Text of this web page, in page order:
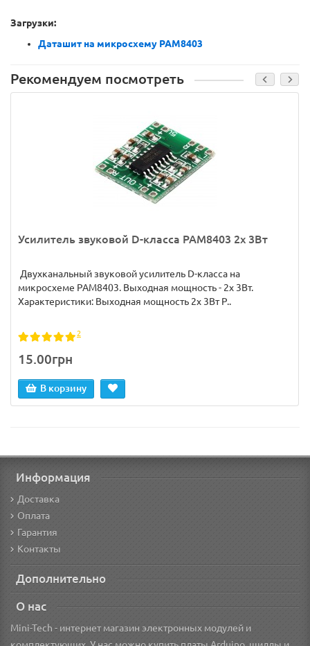
Загрузки:
Даташит на микросхему PAM8403
Рекомендуем посмотреть
Усилитель звуковой D-класса PAM8403 2x 3Вт
Двухканальный звуковой усилитель D-класса на
микросхеме PAM8403. Выходная мощность - 2x 3Вт.
Характеристики: Выходная мощность 2x 3Вт Р..
2
15.00грн
В корзину
Информация
Доставка
Оплата
Гарантия
Контакты
Дополнительно
О нас
Mini-Tech - интернет магазин электронных модулей и